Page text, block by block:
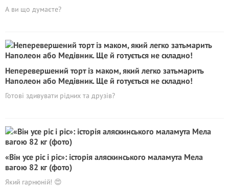
А ви що думаєте?
Неперевершений торт із маком, який легко затьмарить
Наполеон або Медівник. Ще й готується не складно!
Готові здивувати рідних та друзів?
«Він усе ріс і ріс»: історія аляскинського маламута Мела
вагою 82 кг (фото)
Який гарнюній! 😍